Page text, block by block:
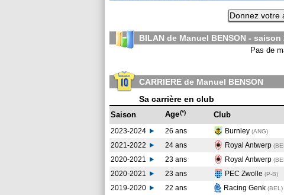
Donnez votre
BILAN de Manuel BENSON - saison
Pas de
CARRIERE de Manuel BENSON
Sa carrière en club
Saison Age(*) Club
2023-2024 26 ans Burnley (ANG)
2021-2022
24 ans Royal Antwerp (BEL
2020-2021
23 ans Royal Antwerp (BEL
2020-2021
23 ans PEC Zwolle (P-B)
2019-2020
22 ans Racing Genk (BEL )